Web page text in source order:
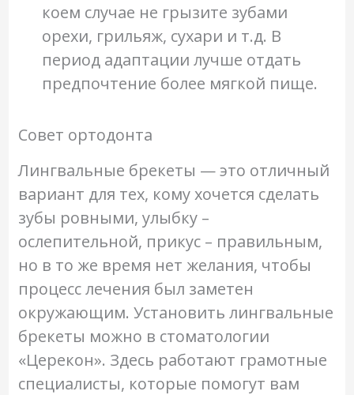
коем случае не грызите зубами
орехи, грильяж, сухари и т.д. В
период адаптации лучше отдать
предпочтение более мягкой пище.
Совет ортодонта
Лингвальные брекеты — это отличный
вариант для тех, кому хочется сделать
зубы ровными, улыбку –
ослепительной, прикус – правильным,
но в то же время нет желания, чтобы
процесс лечения был заметен
окружающим. Установить лингвальные
брекеты можно в стоматологии
«Церекон». Здесь работают грамотные
специалисты, которые помогут вам